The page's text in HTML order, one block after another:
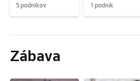
5 podnikov 1 podnik
Zábava